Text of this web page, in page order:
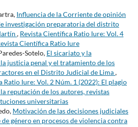
Influencia de la Corriente de opinión
investigación preparatoria del distrito
, Revista Científica Ratio Iure: Vol. 4
Científica Ratio Iure
Sotelo, El sicariato y la
justicia penal y el tratamiento de los
en el Distrito Judicial de Lima,
Ratio Iure: Vol. 2 Núm. 1 (2022): El plagio
reputación de los autores, revistas
universitarias
Motivación de las decisiones judiciales
de género en procesos de violencia contra